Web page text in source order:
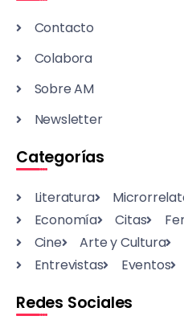
Contacto
Colabora
Sobre AM
Newsletter
Categorías
Literatura
Economía
Citas
Cine
Arte y Cultura
Entrevistas
Eventos
Redes Sociales